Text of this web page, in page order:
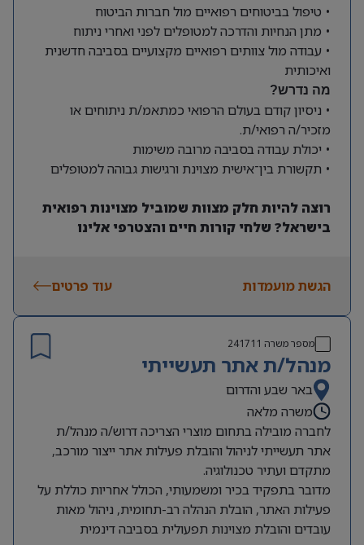
• טיפול בביטוחים רפואיים מול חברות הביטוח
• מתן הנחיות והדרכה למטופלים לפני ואחרי ניתוח
• עבודה מול צוותים רפואיים מקצועיים בסביבה חדשנית
ואיכותית
מה נדרש?
• ניסיון קודם בעולם הרפואי כמתאמ/ת ניתוחים או
מזכיר/ה רפואי/ת.
• יכולת עבודה בסביבה מרובה משימות
• תקשורת בין־אישית מצוינת ורגישות גבוהה למטופלים
רוצה להיות חלק מצוות שמוביל מצוינות רפואית
בישראל? שלחי קורות חיים והצטרפי אלינו
הגשת מועמדות עוד פרטים
מספר משרה 241711
מנהל/ת אתר תעשייתי
באר שבע והדרום
משרה מלאה
לחברה מובילה בתחום מוצרי הצריכה דרוש/ה מנהל/ת
אתר תעשייתי לניהול והובלת פעילות אתר ייצור מורכב,
מתקדם ועתיר טכנולוגיה.
מדובר בתפקיד בכיר ומשמעותי, הכולל אחריות כוללת על
פעילות האתר, הובלת הנהלה רב-תחומית, ניהול מאות
עובדים והובלת מצוינות תפעולית בסביבה דינמית